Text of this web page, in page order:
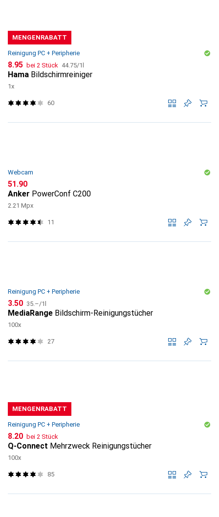
MENGENRABATT
Reinigung PC + Peripherie
CHF
8.95 bei 2 Stück CHF
44.75/1l
Hama Bildschirmreiniger
1x
60
Webcam
CHF
51.90
Anker PowerConf C200
2.21 Mpx
11
Reinigung PC + Peripherie
CHF
3.50 CHF
35.–/1l
MediaRange Bildschirm-Reinigungstücher
100x
27
MENGENRABATT
Reinigung PC + Peripherie
CHF
8.20 bei 2 Stück
Q-Connect Mehrzweck Reinigungstücher
100x
85